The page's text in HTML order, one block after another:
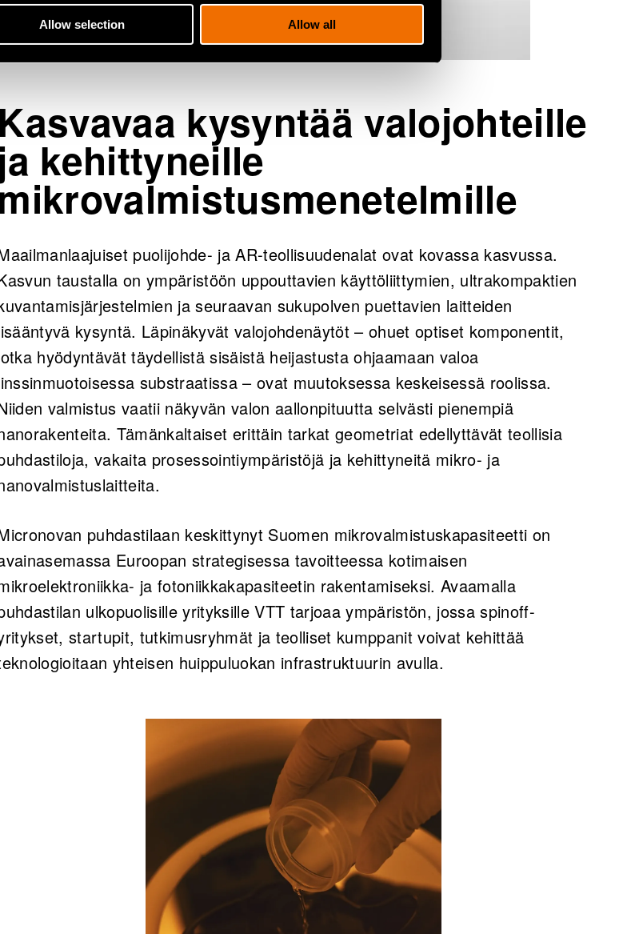
Allow selection Allow all
Kasvavaa kysyntää valojohteille
ja kehittyneille
puolijohde- ja AR-teollisuudenalat ovat kovassa kasvussa.
taustalla on ympäristöön uppouttavien käyttöliittymien, ultrakompaktien
ja seuraavan sukupolven puettavien laitteiden
kysyntä. Läpinäkyvät valojohdenäytöt – ohuet optiset komponentit,
hyödyntävät täydellistä sisäistä heijastusta ohjaamaan valoa
substraatissa – ovat muutoksessa keskeisessä roolissa.
valmistus vaatii näkyvän valon aallonpituutta selvästi pienempiä
Tämänkaltaiset erittäin tarkat geometriat edellyttävät teollisia
vakaita prosessointiympäristöjä ja kehittyneitä mikro- ja
puhdastilaan keskittynyt Suomen mikrovalmistuskapasiteetti on
Euroopan strategisessa tavoitteessa kotimaisen
ja fotoniikkakapasiteetin rakentamiseksi. Avaamalla
ulkopuolisille yrityksille VTT tarjoaa ympäristön, jossa spinoff-
startupit, tutkimusryhmät ja teolliset kumppanit voivat kehittää
yhteisen huippuluokan infrastruktuurin avulla.